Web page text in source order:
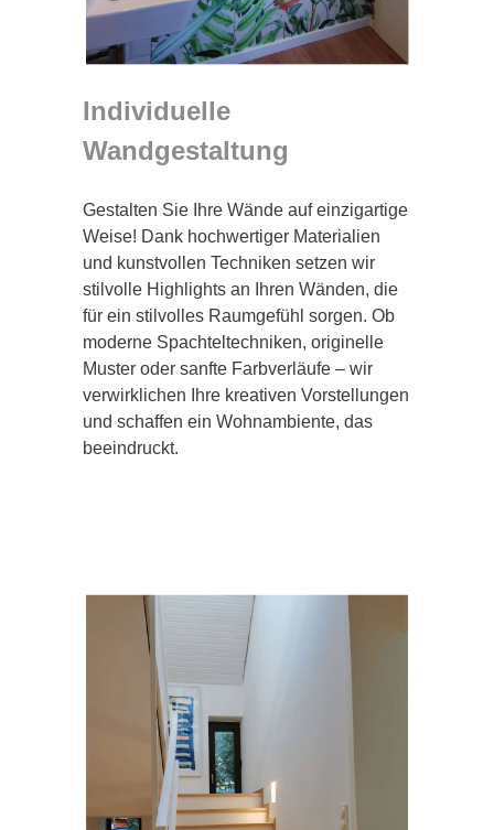
Individuelle
Wandgestaltung
Gestalten Sie Ihre Wände auf einzigartige
Weise! Dank hochwertiger Materialien
und kunstvollen Techniken setzen wir
stilvolle Highlights an Ihren Wänden, die
für ein stilvolles Raumgefühl sorgen. Ob
moderne Spachteltechniken, originelle
Muster oder sanfte Farbverläufe – wir
verwirklichen Ihre kreativen Vorstellungen
und schaffen ein Wohnambiente, das
beeindruckt.